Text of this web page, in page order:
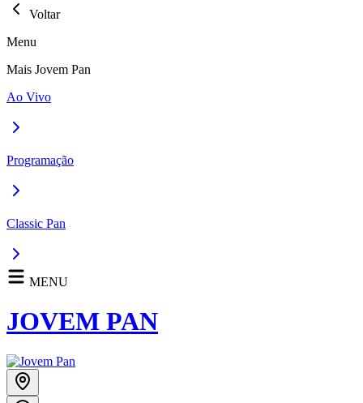
Voltar
Menu
Mais Jovem Pan
Ao Vivo
Programação
Classic Pan
MENU
JOVEM PAN